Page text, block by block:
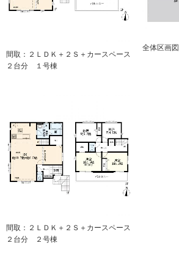
間取：２ＬＤＫ＋２Ｓ＋カースペース
２台分 １号棟
全体区画図
間取：２ＬＤＫ＋２Ｓ＋カースペース
２台分 ２号棟